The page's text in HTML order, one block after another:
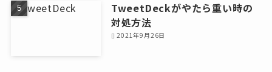
TweetDeckがやたら重い時の
対処方法
2021年9月26日